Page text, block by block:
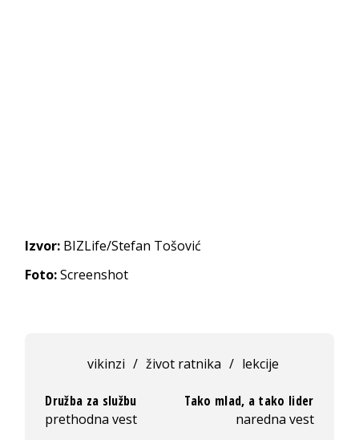
Izvor: BIZLife/Stefan Tošović
Foto:Screenshot
vikinzi / život ratnika / lekcije
Družba za službu
prethodna vest
Tako mlad, a tako lider
naredna vest